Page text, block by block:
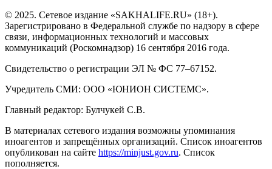
© 2025. Сетевое издание «SAKHALIFE.RU» (18+).
Зарегистрировано в Федеральной службе по надзору в сфере
связи, информационных технологий и массовых
коммуникаций (Роскомнадзор) 16 сентября 2016 года.
Свидетельство о регистрации ЭЛ № ФС 77–67152.
Учредитель СМИ: ООО «ЮНИОН СИСТЕМС».
Главный редактор: Булчукей С.В.
В материалах сетевого издания возможны упоминания
иноагентов и запрещённых организаций. Список иноагентов
опубликован на сайте https://minjust.gov.ru. Список
пополняется.